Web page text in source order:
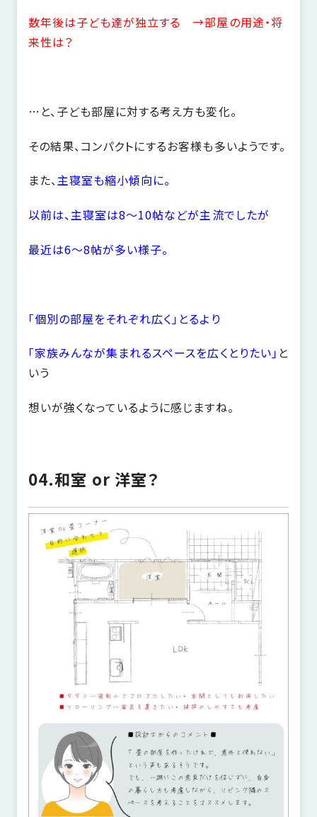
数年後は子ども達が独立する →部屋の用途・将
来性は？
…と、子ども部屋に対する考え方も変化。
その結果、コンパクトにするお客様も多いようです。
また、主寝室も縮小傾向に。
以前は、主寝室は8～10帖などが主流でしたが
最近は6～8帖が多い様子。
「個別の部屋をそれぞれ広く」とるより
「家族みんなが集まれるスペースを広くとりたい」 と
いう
想いが強くなっているように感じますね。
04.和室 or 洋室？